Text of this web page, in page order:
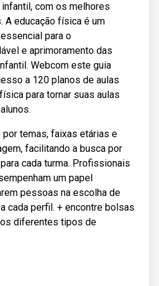
com os melhores
A educação física é um
para o
e aprimoramento das
Webcom este guia
a 120 planos de aulas
para tornar suas aulas
temas, faixas etárias e
facilitando a busca por
cada turma. Profissionais
um papel
pessoas na escolha de
cada perfil. + encontre bolsas
diferentes tipos de